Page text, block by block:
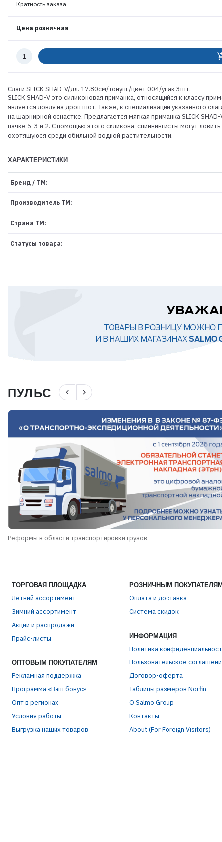
Кратность заказа
Цена розничная
Количество
Слаги SLICK SHAD-V/дл. 17.80см/тонущ./цвет 004/упак 3шт.
SLICK SHAD-V это силиконовая приманка, относящийся к классу
является ловля на дроп шот. Также, к специализации указанного
на шарнирной оснастке. Предлагается мягкая приманка SLICK
пачке 5, 3 и 2. С помощью этого силикона, спиннингисты могут
охотящуюся среди обильной водной растительности.
ХАРАКТЕРИСТИКИ
Бренд / ТМ:
Производитель ТМ:
Страна ТМ:
Статусы товара:
ПУЛЬС navigate_before navigate_next
Реформы в области транспортировки грузов
ТОРГОВАЯ ПЛОЩАДКА
Летний ассортимент
Зимний ассортимент
Акции и распродажи
Прайс-листы
ОПТОВЫМ ПОКУПАТЕЛЯМ
Рекламная поддержка
Программа «Ваш бонус»
Опт в регионах
Условия работы
Выгрузка наших товаров
РОЗНИЧНЫМ
Оплата и доставка
Система скидок
ИНФОРМАЦИЯ
Политика
Пользовательское
Договор-оферта
Таблицы размеров Norfin
О Salmo Group
Контакты
About (For Foreign Visitors)